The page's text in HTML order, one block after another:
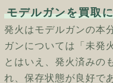
モデルガンを買取
発火はモデルガンの本
ガンについては「未発
とはいえ、発火済みの
れ、保存状態が良好で